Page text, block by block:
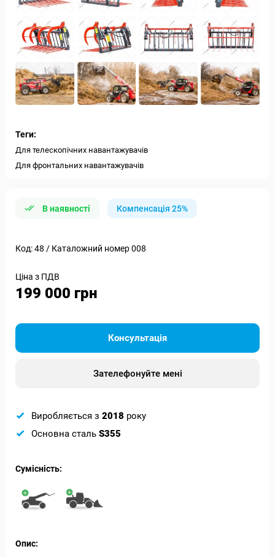
Теги:
Для телескопічних навантажувачів
Для фронтальних навантажувачів
В наявності Компенсація 25%
Код: 48 / Каталожний номер 008
Ціна з ПДВ
199 000 грн
Консультація
Зателефонуйте мені
Виробляється з 2018 року
Основна сталь S355
Сумісність:
Опис: